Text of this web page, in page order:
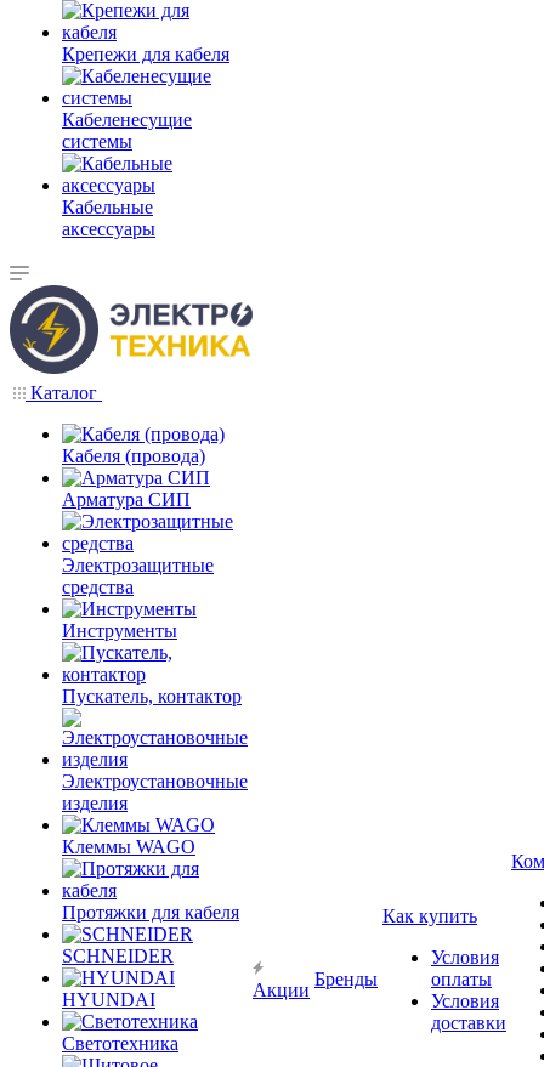
Крепежи для кабеля
Кабеленесущие
системы
Кабельные
аксессуары
Каталог
Кабеля (провода)
Арматура СИП
Электрозащитные
средства
Инструменты
Пускатель, контактор
Электроустановочные
изделия
Клеммы WAGO
Протяжки для кабеля
SCHNEIDER
HYUNDAI
Светотехника
Акции
Бренды
Как купить
Условия
оплаты
Условия
доставки